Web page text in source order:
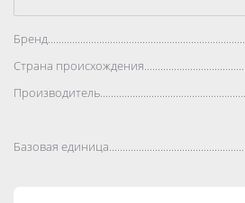
Страна
Базовая